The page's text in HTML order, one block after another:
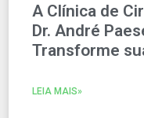
A Clínica de
Dr. André
Transforme
LEIA MAIS»